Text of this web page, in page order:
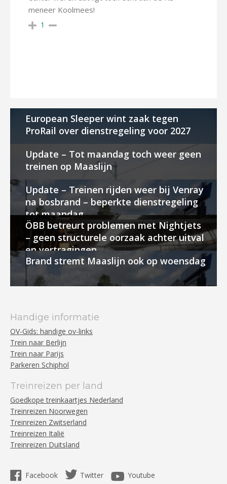
meneer Koolmees!
1
European Sleeper wint zaak tegen
ProRail over dienstregeling voor 2027
Update – Tot maandag toch weer geen
treinen op Maaslijn
Update – Treinen rijden weer bij Venray
na bosbrand – beperkte dienstregeling
tot maandag
ÖBB betreurt problemen met Nightjets
– geen structurele oorzaak achter uitval
en vertragingen
Brand stremt Maaslijn ook op woensdag
Handige informatie
OV-Gids: handige ov-links
Trein naar Berlijn
Trein naar Parijs
Parkeren Schiphol
Treinreizen per land
Goedkope treinkaartjes Nederland
Treinreizen Noorwegen
Treinreizen Zwitserland
Treinreizen Italië
Treinreizen Duitsland
Facebook Twitter Youtube